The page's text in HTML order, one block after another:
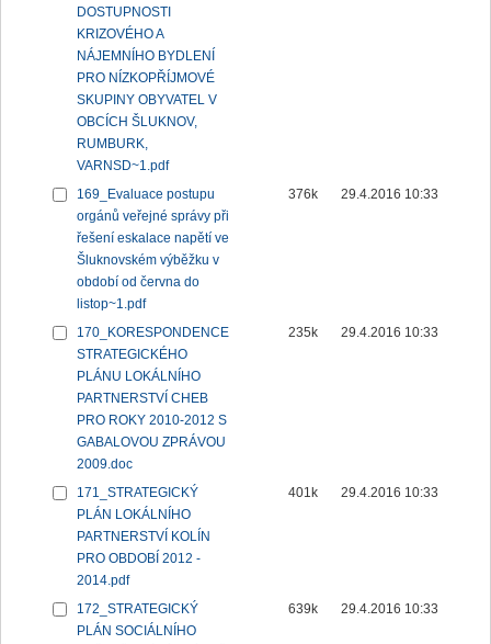
DOSTUPNOSTI
KRIZOVÉHO A
NÁJEMNÍHO BYDLENÍ
PRO NÍZKOPŘÍJMOVÉ
SKUPINY OBYVATEL V
OBCÍCH ŠLUKNOV,
RUMBURK,
VARNSD~1.pdf
169_Evaluace postupu
orgánů veřejné správy při
řešení eskalace napětí ve
Šluknovském výběžku v
období od června do
listop~1.pdf
376k 29.4.2016 10:33
170_KORESPONDENCE
STRATEGICKÉHO
PLÁNU LOKÁLNÍHO
PARTNERSTVÍ CHEB
PRO ROKY 2010-2012 S
GABALOVOU ZPRÁVOU
2009.doc
235k 29.4.2016 10:33
171_STRATEGICKÝ
PLÁN LOKÁLNÍHO
PARTNERSTVÍ KOLÍN
PRO OBDOBÍ 2012 -
2014.pdf
401k 29.4.2016 10:33
172_STRATEGICKÝ
PLÁN SOCIÁLNÍHO
639k 29.4.2016 10:33